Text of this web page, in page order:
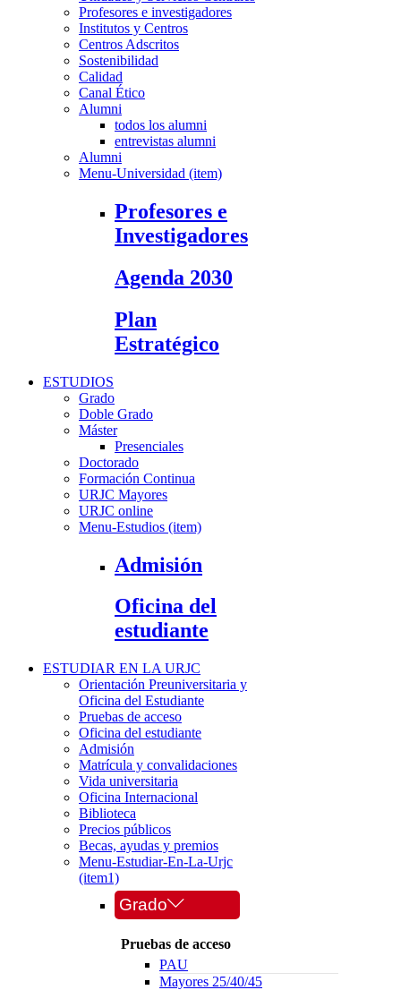
Profesores e investigadores
Institutos y Centros
Centros Adscritos
Sostenibilidad
Calidad
Canal Ético
Alumni
todos los alumni
entrevistas alumni
Alumni
Menu-Universidad (item)
Profesores e
Investigadores
Agenda 2030
Plan
Estratégico
ESTUDIOS
Grado
Doble Grado
Máster
Presenciales
Doctorado
Formación Continua
URJC Mayores
URJC online
Menu-Estudios (item)
Admisión
Oficina del
estudiante
ESTUDIAR EN LA URJC
Orientación Preuniversitaria y
Oficina del Estudiante
Pruebas de acceso
Oficina del estudiante
Admisión
Matrícula y convalidaciones
Vida universitaria
Oficina Internacional
Biblioteca
Precios públicos
Becas, ayudas y premios
Menu-Estudiar-En-La-Urjc
(item1)
Grado
Pruebas de acceso
PAU
Mayores 25/40/45